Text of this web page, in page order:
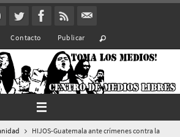
Contacto Publicar
HIJOS-Guatemala ante crímenes contra la